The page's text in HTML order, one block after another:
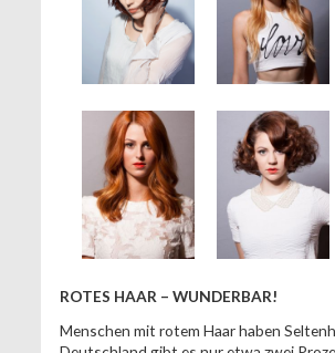
ROTES HAAR – WUNDERBAR!
Menschen mit rotem Haar haben